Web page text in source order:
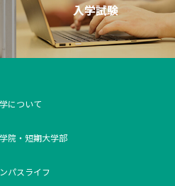
入学試験
について
院・短期大学部
パスライフ